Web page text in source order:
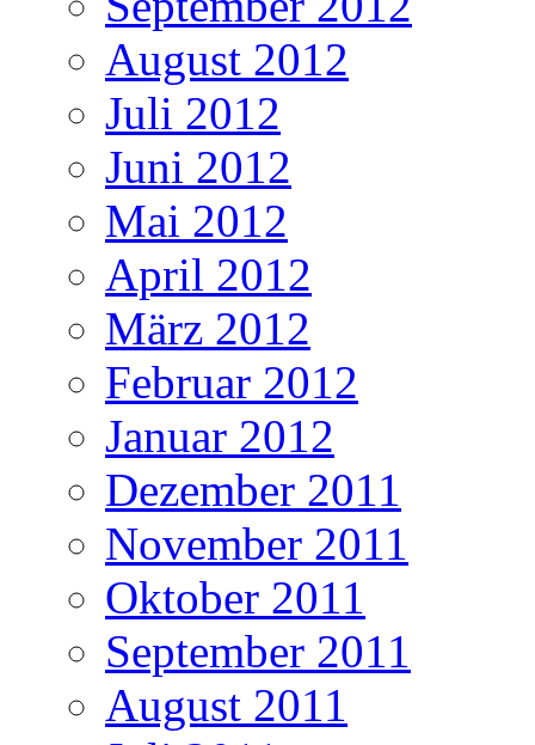
August 2012
Juli 2012
Juni 2012
Mai 2012
April 2012
März 2012
Februar 2012
Januar 2012
Dezember 2011
November 2011
Oktober 2011
September 2011
August 2011